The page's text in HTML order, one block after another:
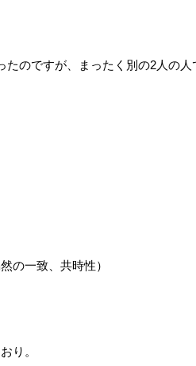
のですが、まったく別の2人の人
の一致、共時性）
り。